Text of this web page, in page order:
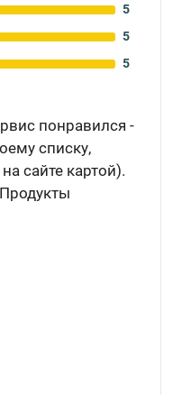
5
5
5
понравился -
списку,
сайте картой).